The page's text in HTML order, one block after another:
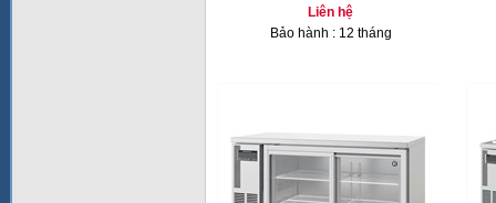
Liên hệ
Bảo hành : 12 tháng